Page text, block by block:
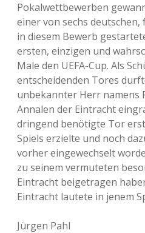
Pokalwettbewerben
einer von sechs
in diesem Bewerb
ersten, einzigen und
Male den UEFA-Cup. Als
entscheidenden Tores
unbekannter Herr namens
Annalen der Eintracht
dringend benötigte Tor
Spiels erzielte und noch
vorher eingewechselt
zu seinem vermuteten
Eintracht beigetragen
Eintracht lautete in jenem
Jürgen Pahl